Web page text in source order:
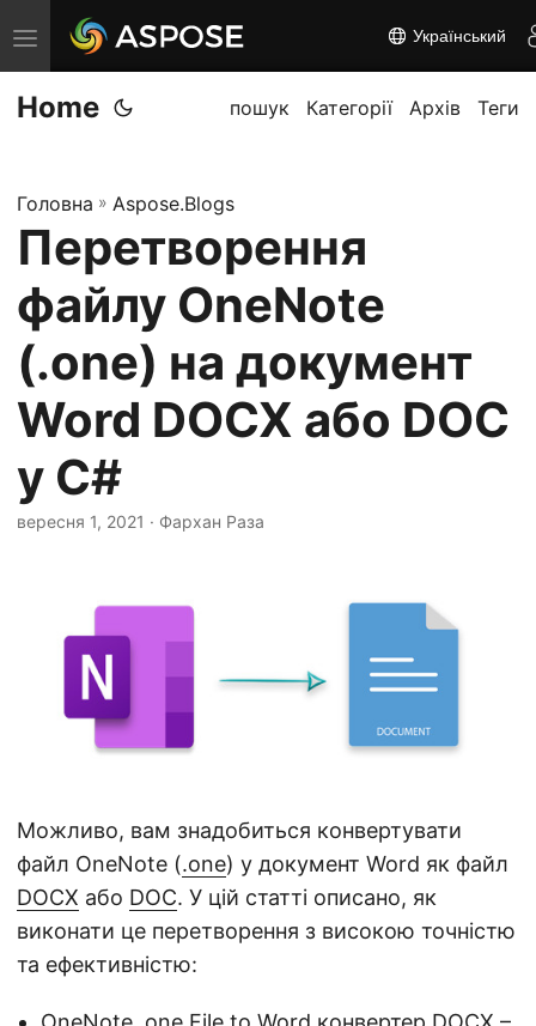
П
е
р
к
н
т
и
н
а
в
і
г
Український
Home пошук Категорії Архів Теги
Головна » Aspose.Blogs
Перетворення
файлу OneNote
(.one) на документ
Word DOCX або DOC
у C#
вересня 1, 2021 · Фархан Раза
Можливо, вам знадобиться конвертувати
файл OneNote (.one) у документ Word як файл
DOCX або DOC. У цій статті описано, як
виконати це перетворення з високою точністю
та ефективністю: